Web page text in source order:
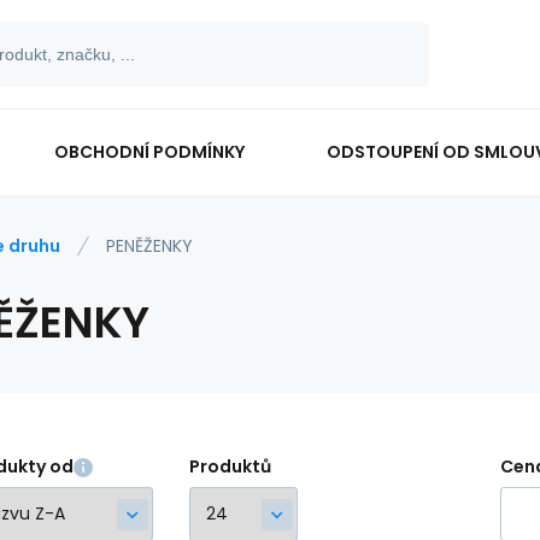
OBCHODNÍ PODMÍNKY ODSTOUPENÍ OD
druhu PENĚŽENKY
od Produktů